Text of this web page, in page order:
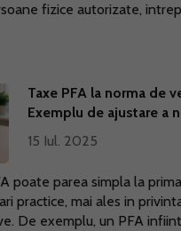
fizice autorizate,
Taxe PFA la norma de
Exemplu de ajustare a
15 Iul. 2025
poate parea simpla la
practice, mai ales in
De exemplu, un PFA